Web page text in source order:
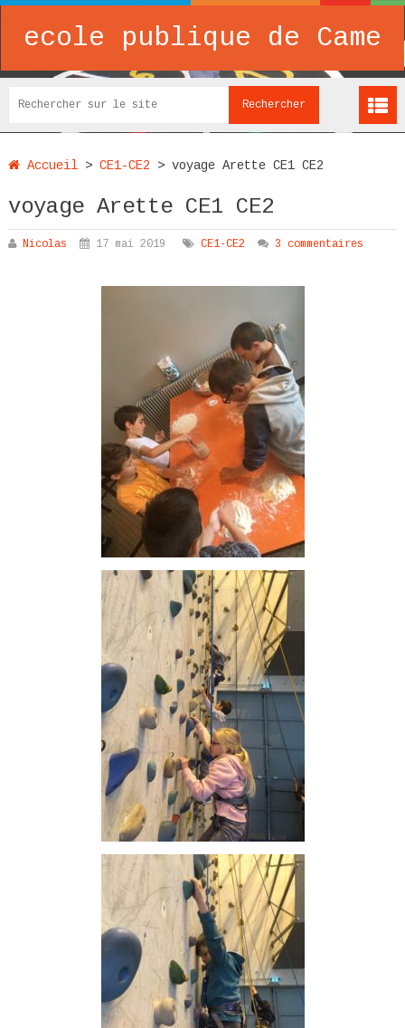
ecole publique de Came
Accueil> CE1-CE2 > voyage Arette CE1 CE2
voyage Arette CE1 CE2
Nicolas 17 mai 2019 CE1-CE2 3 commentaires